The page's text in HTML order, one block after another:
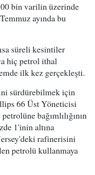
bin varilin üzerinde
ayında bu
süreli kesintiler
hiç petrol ithal
ilk kez gerçekleşti.
sürdürebilmek için
66 Üst Yöneticisi
bağımlılığının
1'inin altına
rafinerisini
petrolü kullanmaya